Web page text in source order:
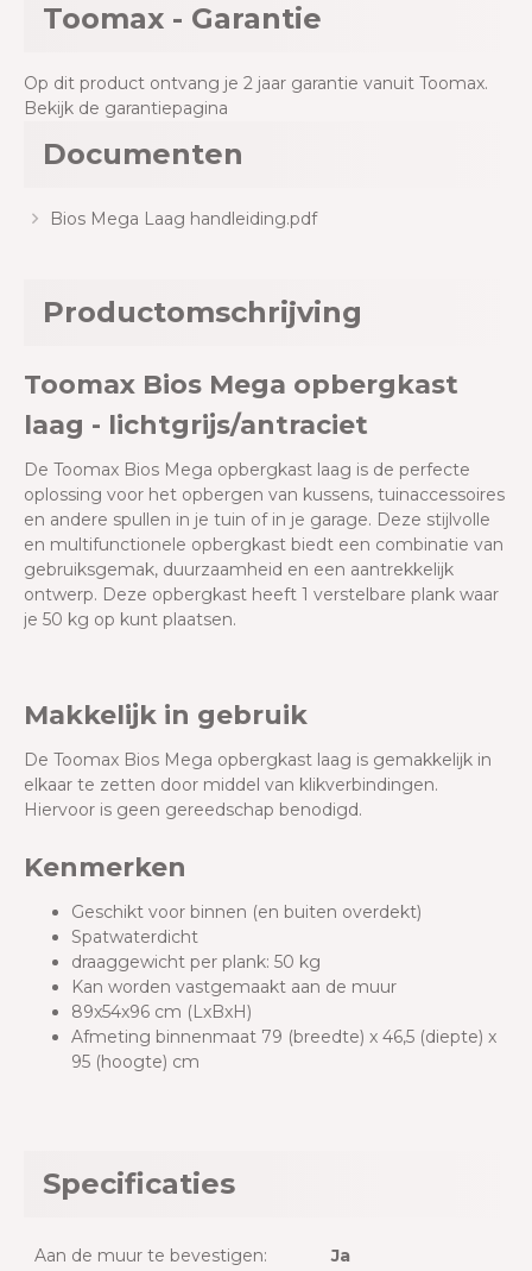
Toomax - Garantie
Op dit product ontvang je 2 jaar garantie vanuit Toomax.
Bekijk de garantiepagina
Documenten
Bios Mega Laag handleiding.pdf
Productomschrijving
Toomax Bios Mega opbergkast
laag - lichtgrijs/antraciet
De Toomax Bios Mega opbergkast laag is de perfecte
oplossing voor het opbergen van kussens, tuinaccessoires
en andere spullen in je tuin of in je garage. Deze stijlvolle
en multifunctionele opbergkast biedt een combinatie van
gebruiksgemak, duurzaamheid en een aantrekkelijk
ontwerp. Deze opbergkast heeft 1 verstelbare plank waar
je 50 kg op kunt plaatsen.
Makkelijk in gebruik
De Toomax Bios Mega opbergkast laag is gemakkelijk in
elkaar te zetten door middel van klikverbindingen.
Hiervoor is geen gereedschap benodigd.
Kenmerken
Geschikt voor binnen (en buiten overdekt)
Spatwaterdicht
draaggewicht per plank: 50 kg
Kan worden vastgemaakt aan de muur
89x54x96 cm (LxBxH)
Afmeting binnenmaat 79 (breedte) x 46,5 (diepte) x
95 (hoogte) cm
Specificaties
Aan de muur te bevestigen: Ja